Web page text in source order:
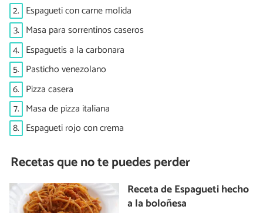
2. Espagueti con carne molida
3. Masa para sorrentinos caseros
4. Espaguetis a la carbonara
5. Pasticho venezolano
6. Pizza casera
7. Masa de pizza italiana
8. Espagueti rojo con crema
Recetas que no te puedes perder
Receta de Espagueti hecho
a la boloñesa